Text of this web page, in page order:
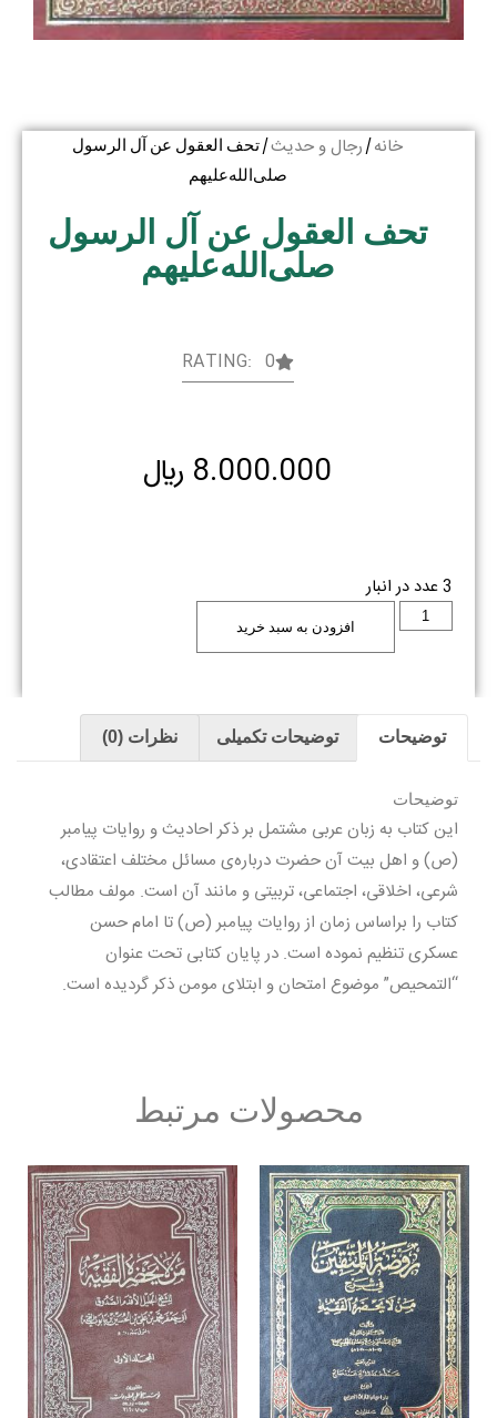
خانه/ رجال و حدیث/ تحف العقول عن آل الرسول
صلى‌الله‌عليهم
تحف العقول عن آل الرسول
صلى‌الله‌عليهم
RATING: 0
8.000.000 ﷼
3 عدد در انبار
افزودن به سبد خرید
توضیحات توضیحات تکمیلی نظرات (0)
توضیحات
این کتاب به زبان عربی مشتمل بر ذکر احادیث و روایات پیامبر
(ص) و اهل بیت آن حضرت درباره‌ی مسائل مختلف اعتقادی،
شرعی، اخلاقی، اجتماعی، تربیتی و مانند آن است. مولف مطالب
کتاب را براساس زمان از روایات پیامبر (ص) تا امام حسن
عسکری تنظیم نموده است. در پایان کتابی تحت عنوان
“التمحیص” موضوع امتحان و ابتلای مومن ذکر گردیده است.
محصولات مرتبط